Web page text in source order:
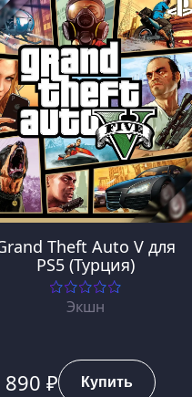
Theft Auto V для
PS5 (Турция)
Экшн
890 ₽ Купить